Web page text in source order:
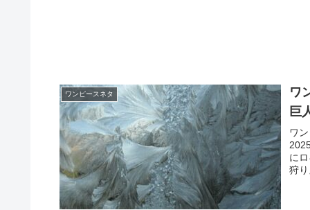
ワンピースネタ
ワ
巨
ワ
に
狩